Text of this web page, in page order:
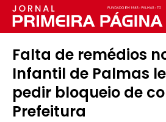
Falta de remédios
Infantil de Palmas
pedir bloqueio de
Prefeitura